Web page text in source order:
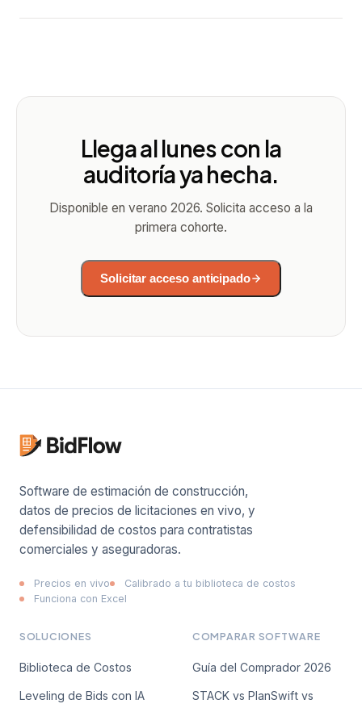
Llega al lunes con la
auditoría ya hecha.
Disponible en verano 2026. Solicita acceso a la
primera cohorte.
Solicitar acceso anticipado
Solicitar acceso anticipado
Nombre
Correo de trabajo
Solicitar acceso
Sin spam. Te avisamos por correo en cuanto se abra el
Software de estimación de construcción,
datos de precios de licitaciones en vivo, y
defensibilidad de costos para contratistas
comerciales y aseguradoras.
Precios en vivo
Calibrado a tu biblioteca de costos
Funciona con Excel
SOLUCIONES
Biblioteca de Costos
Leveling de Bids con IA
COMPARAR SOFTWARE
Guía del Comprador 2026
STACK vs PlanSwift vs